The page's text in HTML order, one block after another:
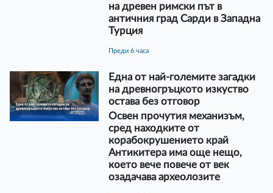
на древен римски път в
античния град Сарди в Западна
Турция
преди 6 часа
Една от най-големите загадки
на древногръцкото изкуство
остава без отговор
Освен прочутия механизъм,
сред находките от
корабокрушението край
Антикитера има още нещо,
което вече повече от век
озадачава археолозите